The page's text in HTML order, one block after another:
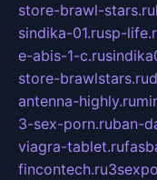
store-brawl-stars.ru
sindika-01.rusp-
e-abis-1-c.ru
store-brawlstars.ru
antenna-highly.ru
3-sex-porn.ruban-
viagra-tablet.ru
fincontech.ru